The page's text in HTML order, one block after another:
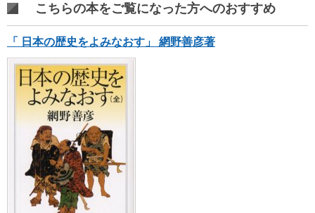
こちらの本をご覧になった方へのおすすめ
「 日本の歴史をよみなおす」 網野善彦著